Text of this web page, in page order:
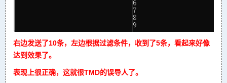
右边发送了10条，左边根据过滤条件，收到了5条，看起来好像
达到效果了。
表现上很正确，这就很TMD的误导人了。